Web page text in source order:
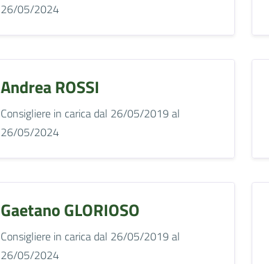
26/05/2024
Andrea ROSSI
Consigliere in carica dal 26/05/2019 al
26/05/2024
Gaetano GLORIOSO
Consigliere in carica dal 26/05/2019 al
26/05/2024